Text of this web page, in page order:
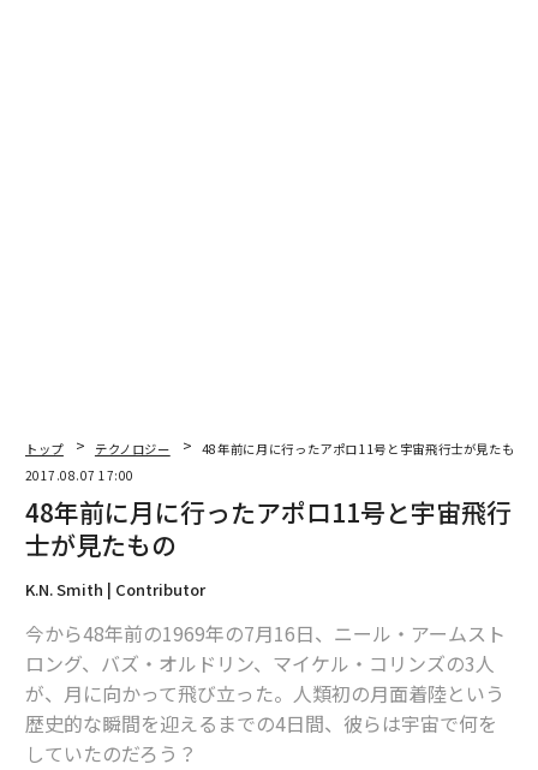
関連記事
48年前に月に行ったアポロ11号と宇宙飛行士が見たもの
北極海からブクブク噴出する「温室効果ガス」の衝撃映像
NASAが撮影の不気味な氷山、まるで「モノリス」のような長方形
AIの普及で「滅びる仕事と、生まれる仕事」 PwCの未来予測
トップ テクノロジー
48年前に月に行ったアポロ11号と宇宙飛行士が見たもの
2017.08.07 17:00
48年前に月に行ったアポロ11号と宇宙飛行
士が見たもの
K.N. Smith | Contributor
今から48年前の1969年の7月16日、ニール・アームスト
ロング、バズ・オルドリン、マイケル・コリンズの3人
が、月に向かって飛び立った。人類初の月面着陸という
歴史的な瞬間を迎えるまでの4日間、彼らは宇宙で何を
していたのだろう？